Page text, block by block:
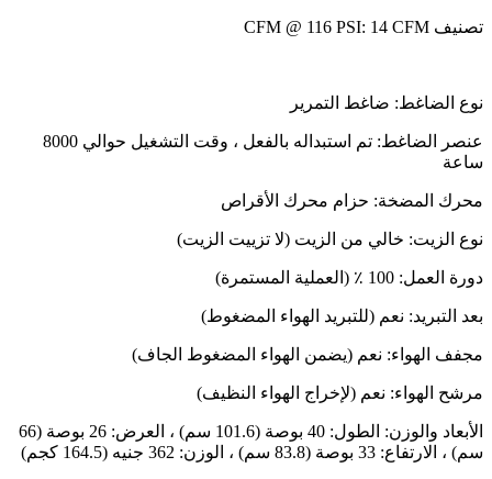
تصنيف CFM @ 116 PSI: 14 CFM
نوع الضاغط: ضاغط التمرير
عنصر الضاغط: تم استبداله بالفعل ، وقت التشغيل حوالي 8000
ساعة
محرك المضخة: حزام محرك الأقراص
نوع الزيت: خالي من الزيت (لا تزييت الزيت)
دورة العمل: 100 ٪ (العملية المستمرة)
بعد التبريد: نعم (للتبريد الهواء المضغوط)
مجفف الهواء: نعم (يضمن الهواء المضغوط الجاف)
مرشح الهواء: نعم (لإخراج الهواء النظيف)
الأبعاد والوزن: الطول: 40 بوصة (101.6 سم) ، العرض: 26 بوصة (66
سم) ، الارتفاع: 33 بوصة (83.8 سم) ، الوزن: 362 جنيه (164.5 كجم)